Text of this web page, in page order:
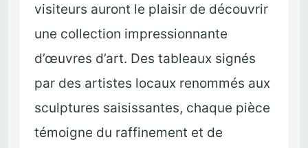
visiteurs auront le plaisir de découvrir
une collection impressionnante
d’œuvres d’art. Des tableaux signés
par des artistes locaux renommés aux
sculptures saisissantes, chaque pièce
témoigne du raffinement et de